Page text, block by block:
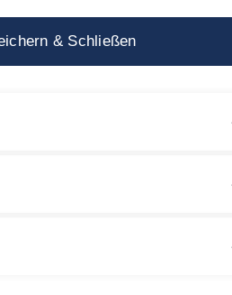
& Schließen